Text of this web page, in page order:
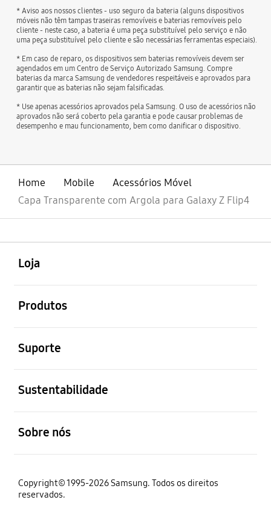
* Aviso aos nossos clientes - uso seguro da bateria (alguns dispositivos
móveis não têm tampas traseiras removíveis e baterias removíveis pelo
cliente - neste caso, a bateria é uma peça substituível pelo serviço e não
uma peça substituível pelo cliente e são necessárias ferramentas especiais).
* Em caso de reparo, os dispositivos sem baterias removíveis devem ser
agendados em um Centro de Serviço Autorizado Samsung. Compre
baterias da marca Samsung de vendedores respeitáveis e aprovados para
garantir que as baterias não sejam falsificadas.
* Use apenas acessórios aprovados pela Samsung. O uso de acessórios não
aprovados não será coberto pela garantia e pode causar problemas de
desempenho e mau funcionamento, bem como danificar o dispositivo.
Home Mobile
Acessórios Móvel
Capa Transparente com Argola para Galaxy Z Flip4
Loja
Produtos
Suporte
Sustentabilidade
Sobre nós
Copyright© 1995-2026 Samsung. Todos os direitos
reservados.